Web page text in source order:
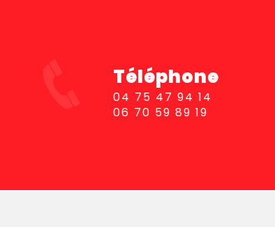
Téléphone
04 75 47 94 14
06 70 59 89 19